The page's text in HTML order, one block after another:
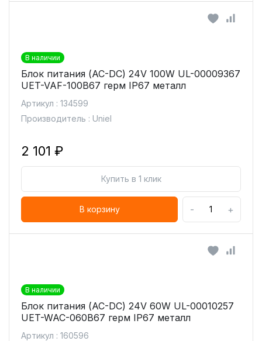
В наличии
Блок питания (AC-DC) 24V 100W UL-00009367
UET-VAF-100B67 герм IP67 металл
Артикул : 134599
Производитель : Uniel
2 101 ₽
Купить в 1 клик
В корзину - +
В наличии
Блок питания (AC-DC) 24V 60W UL-00010257
UET-WAC-060B67 герм IP67 металл
Артикул : 160596